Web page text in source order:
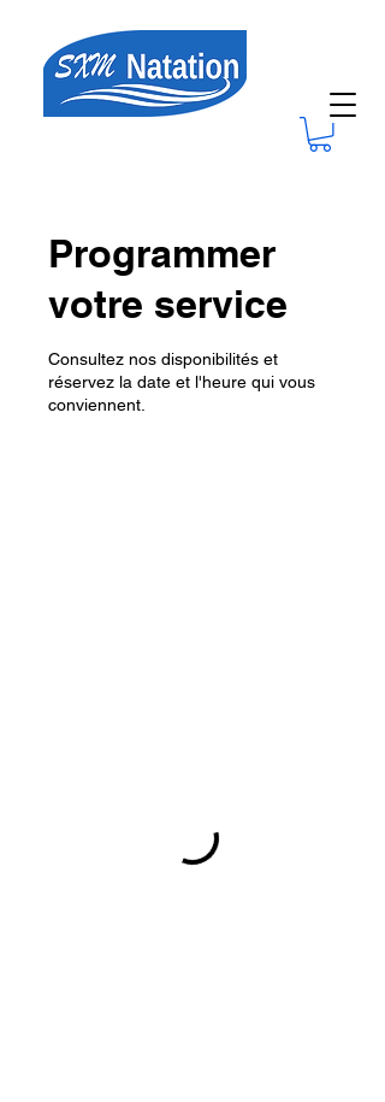
Programmer
votre service
Consultez nos disponibilités et
réservez la date et l'heure qui vous
conviennent.